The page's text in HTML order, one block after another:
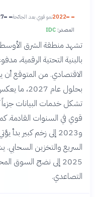
2022نمو قوي بعد الجائحة
المصدر:IDC
تشهد منطقة الشرق الأوسط
بالبنية التحتية الرقمية،
بحلول عام
تشكل خدمات البيانات جزءاً
و2023 إلى زخم كبير
السريع والتخزين السحابي.
2025 إلى نضج السوق
التصاعدي.